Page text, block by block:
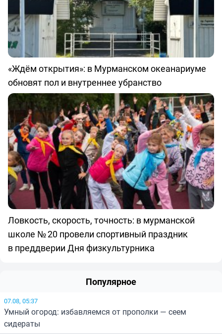
«Ждём открытия»: в Мурманском океанариуме
обновят пол и внутреннее убранство
Ловкость, скорость, точность: в мурманской
школе № 20 провели спортивный праздник
в преддверии Дня физкультурника
Популярное
07.08, 05:37
Умный огород: избавляемся от прополки — сеем
сидераты